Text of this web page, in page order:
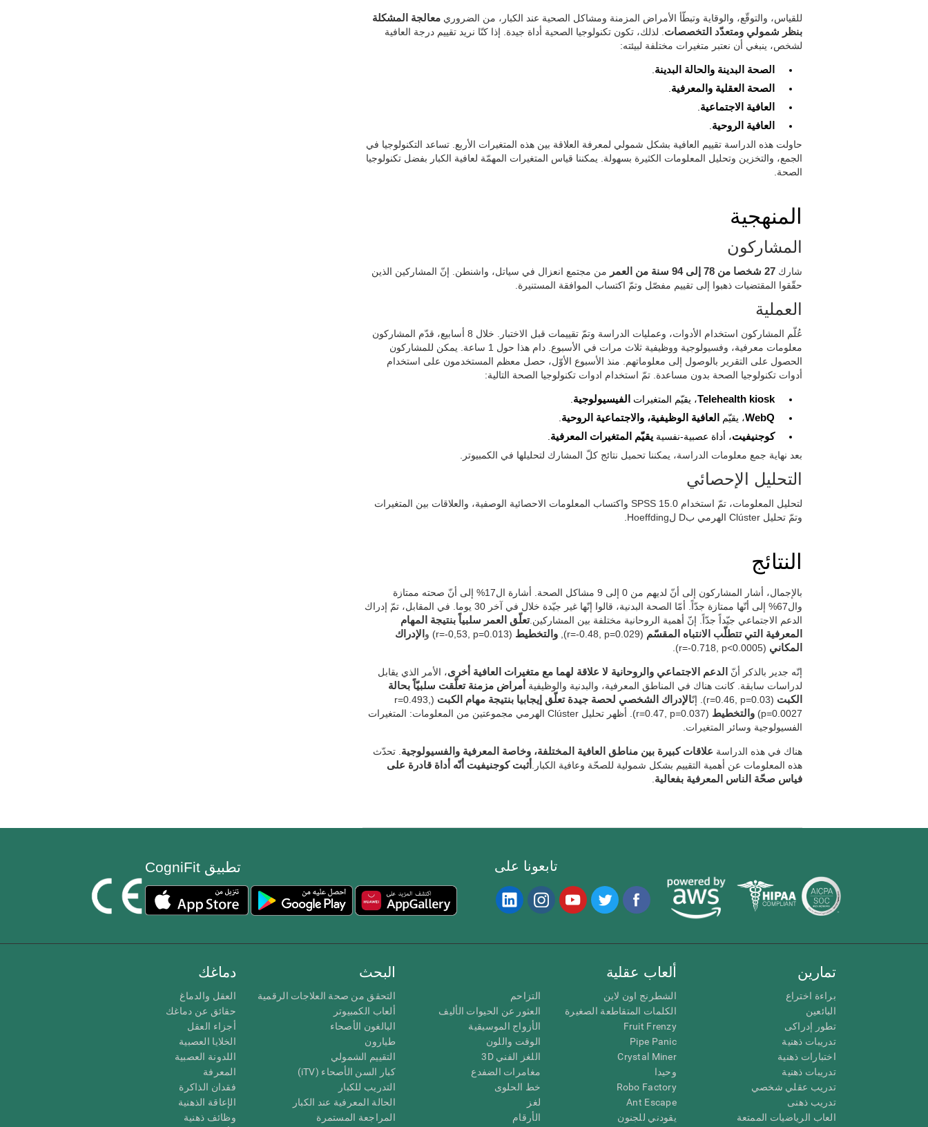
للقياس، والتوقّع، والوقاية وتبطّأ الأمراض المزمنة ومشاكل الصحية عند الكبار، من الضروري معالجة المشكلة
بنظر شمولي ومتعدّد التخصصات . لذلك، تكون تكنولوجيا الصحية أداة جيدة. إذا كنّا نريد تقييم درجة العافية
لشخص، ينبغي أن نعتبر متغيرات مختلفة لبيئته:
الصحة البدينة والحالة البدينة
الصحة العقلية والمعرفية
العافية الاجتماعية
العافية الروحية
حاولت هذه الدراسة تقييم العافية بشكل شمولي لمعرفة العلاقة بين هذه المتغيرات الأربع. تساعد التكنولوجيا في
الجمع، والتخزين وتحليل المعلومات الكثيرة بسهولة. يمكننا قياس المتغيرات المهمّة لعافية الكبار بفضل تكنولوجيا
الصحة.
المنهجية
المشاركون
شارك 27 شخصا من 78 إلى 94 سنة من العمر
من مجتمع انعزال في سياتل، واشنطن. إنّ المشاركين الذين
حقّقوا المقتضيات ذهبوا إلى تقييم مفصّل وتمّ اكتساب الموافقة المستنيرة.
العملية
عُلّم المشاركون استخدام الأدوات، وعمليات الدراسة وتمّ تقييمات قبل الاختبار. خلال 8 أسابيع، قدّم المشاركون
معلومات معرفية، وفسيولوجية ووظيفية ثلاث مرات في الأسبوع. دام هذا حول 1 ساعة. يمكن للمشاركون
الحصول على التقرير بالوصول إلى معلوماتهم. منذ الأسبوع الأوّل، حصل معظم المستخدمون على استخدام
أدوات تكنولوجيا الصحة بدون مساعدة. تمّ استخدام ادوات تكنولوجيا الصحة التالية:
Telehealth kiosk، يقيّم المتغيرات الفيسيولوجية
WebQ، يقيّم العافية الوظيفية، والاجتماعية الروحية
كوجنيفيت، أداة عصبية-نفسية يقيّم المتغيرات المعرفية
بعد نهاية جمع معلومات الدراسة، يمكننا تحميل نتائج كلّ المشارك لتحليلها في الكمبيوتر.
التحليل الإحصائي
لتحليل المعلومات، تمّ استخدام SPSS 15.0 واكتساب المعلومات الاحصائية الوصفية، والعلاقات بين المتغيرات
وتمّ تحليل Clúster الهرمي بD لHoeffding.
النتائج
بالإجمال، أشار المشاركون إلى أنّ لديهم من 0 إلى 9 مشاكل الصحة. أشارة ال17% إلى أنّ صحته ممتازة
وال67% إلى أنّها ممتازة جدّاً. أمّا الصحة البدنية، قالوا إنّها غير جيّدة خلال في آخر 30 يوما. في المقابل، تمّ إدراك
الدعم الاجتماعي جيّداً جدّاً. إنّ أهمية الروحانية مختلفة بين المشاركين.تعلّق العمر سلبياً بنتيجة المهام
المعرفية التي تتطلّب الانتباه المقسّم (r=-0.48, p=0.029), والتخطيط (r=-0,53, p=0.013) و
الإدراك
المكاني (r=-0.718, p<0.0005).
إنّه جدير بالذكر أنّ الدعم الاجتماعي والروحانية لا علاقة لهما مع متغيرات العافية أخرى، الأمر الذي يقابل
لدراسات سابقة. كانت هناك في المناطق المعرفية، والبدنية والوظيفية أمراض مزمنة تعلّقت سلبيّاً بحالة
الكبت (r=0.46, p=0.03). إنّ الإدراك الشخصي لحصة جيدة تعلّق إيجابيا بنتيجة مهام الكبت
(r=0.493,
p=0.0027)
والتخطيط
(r=0.47, p=0.037). أظهر تحليل Clúster الهرمي مجموعتين من المعلومات: المتغيرات
الفسيولوجية وسائر المتغيرات.
هناك في هذه الدراسة علاقات كبيرة بين مناطق العافية المختلفة، وخاصة المعرفية والفسيولوجية . تحدّث
هذه المعلومات عن أهمية التقييم بشكل شمولية للصحّة وعافية الكبار.
أثبت كوجنيفيت أنّه أداة قادرة على
فياس صحّة الناس المعرفية بفعالية
تطبيق CogniFit تابعونا على
دماغك
العقل والدماغ
حقائق عن دماغك
أجزاء العقل
الخلايا العصبية
اللدونة العصبية
المعرفة
فقدان الذاكرة
الإعاقة الذهنية
وظائف ذهنية
البحث
التحقق من صحة العلاجات الرقمية
ألعاب الكمبيوتر
البالغون الأصحاء
طيارون
التقييم الشمولي
كبار السن الأصحاء (iTV)
التدريب للكبار
الحالة المعرفية عند الكبار
المراجعة المستمرة
ألعاب عقلية
الشطرنج اون لاين
الكلمات المتقاطعة الصغيرة
Fruit Frenzy
Pipe Panic
Crystal Miner
وحيدا
Robo Factory
Ant Escape
يقودني للجنون
التزاحم
العثور عن الحيوات الأليف
الأزواج الموسيقية
الوقت واللون
اللغز الفني 3D
مغامرات الضفدع
خط الحلوى
لغز
الأرقام
تمارين
براءة اختراع
البائعين
تطور إدراكى
تدريبات ذهنية
اختبارات ذهنية
تدريبات ذهنية
تدريب عقلي شخصي
تدريب ذهنى
العاب الرياضيات الممتعة